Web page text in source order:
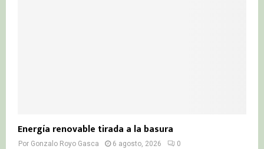
Energía renovable tirada a la basura
Por Gonzalo Royo Gasca 6 agosto, 2026 0